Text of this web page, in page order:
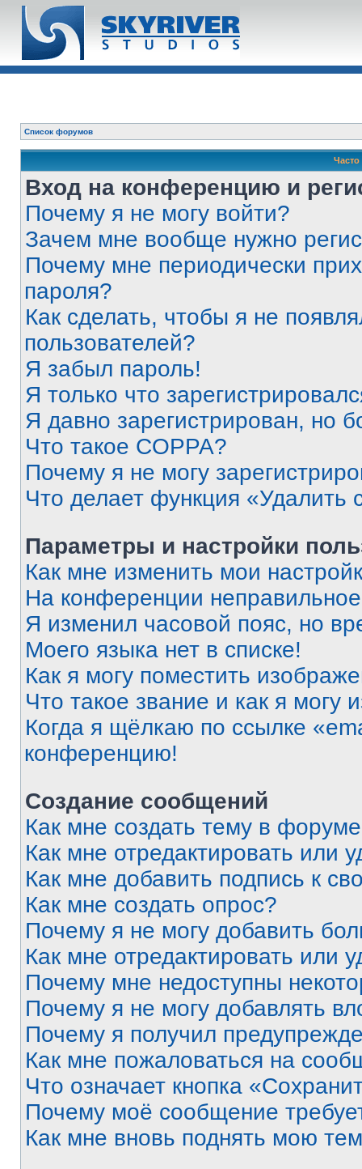
Список форумов
Вход на конференцию и
Почему я не могу войти?
Зачем мне вообще нужно
Почему мне периодически
пароля?
Как сделать, чтобы я не
пользователей?
Я забыл пароль!
Я только что
Я давно зарегистрирован, но
Что такое COPPA?
Почему я не могу
Что делает функция «Удалить
Параметры и настройки
Как мне изменить мои
На конференции
Я изменил часовой пояс, но
Моего языка нет в списке!
Как я могу поместить
Что такое звание и как я могу
Когда я щёлкаю по ссылке
конференцию!
Создание сообщений
Как мне создать тему в
Как мне отредактировать или
Как мне добавить подпись к
Как мне создать опрос?
Почему я не могу добавить
Как мне отредактировать или
Почему мне недоступны
Почему я не могу добавлять
Почему я получил
Как мне пожаловаться на
Что означает кнопка
Почему моё сообщение
Как мне вновь поднять мою